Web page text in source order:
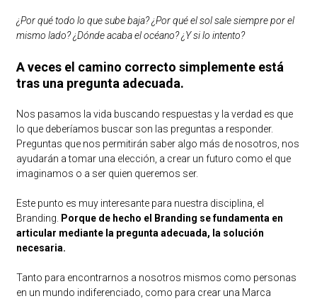
¿Por qué todo lo que sube baja? ¿Por qué el sol sale siempre por el
mismo lado? ¿Dónde acaba el océano? ¿Y si lo intento?
A veces el camino correcto simplemente está
tras una pregunta adecuada.
Nos pasamos la vida buscando respuestas y la verdad es que
lo que deberíamos buscar son las preguntas a responder.
Preguntas que nos permitirán saber algo más de nosotros, nos
ayudarán a tomar una elección, a crear un futuro como el que
imaginamos o a ser quien queremos ser.
Este punto es muy interesante para nuestra disciplina, el
Branding. Porque de hecho el Branding se fundamenta en
articular mediante la pregunta adecuada, la solución
necesaria.
Tanto para encontrarnos a nosotros mismos como personas
en un mundo indiferenciado, como para crear una Marca